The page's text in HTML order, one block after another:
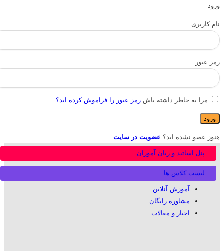
ورود
نام کاربری:
رمز عبور:
مرا به خاطر داشته باش رمز عبور را فراموش کرده اید؟
هنوز عضو نشده اید؟ عضویت در سایت
لیست کلاس ها
پنل اساتید و زبان آموزان
آموزش آنلاین
مشاوره رایگان
اخبار و مقالات